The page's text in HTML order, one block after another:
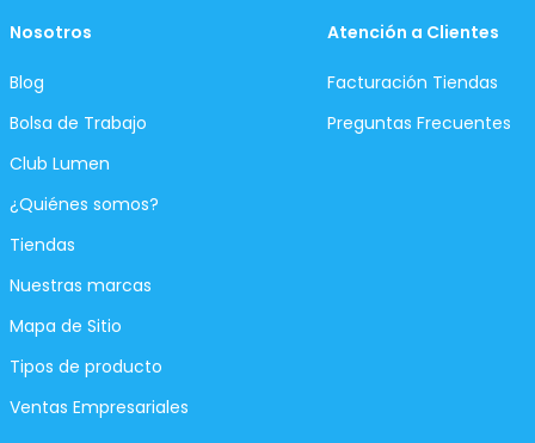
Nosotros
Blog
Bolsa de Trabajo
Club Lumen
¿Quiénes somos?
Tiendas
Nuestras marcas
Mapa de Sitio
Tipos de producto
Ventas Empresariales
Atención a Clientes
Facturación Tiendas
Preguntas Frecuentes